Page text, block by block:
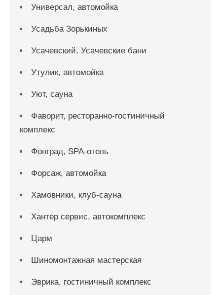
Универсал, автомойка
Усадьба Зорькиных
Усачевский, Усачевские бани
Утулик, автомойка
Уют, сауна
Фаворит, ресторанно-гостиничный
комплекс
Фонград, SPA-отель
Форсаж, автомойка
Хамовники, клуб-сауна
Хантер сервис, автокомплекс
Царм
Шиномонтажная мастерская
Эврика, гостиничный комплекс